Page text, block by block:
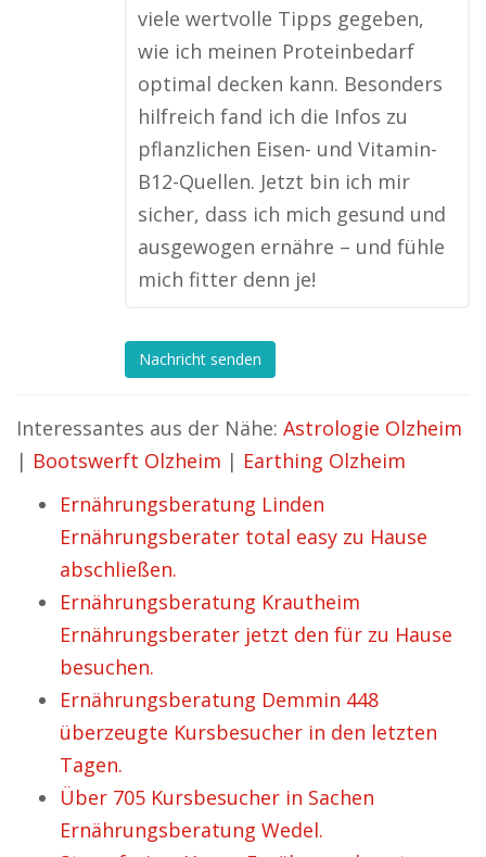
viele wertvolle Tipps gegeben,
wie ich meinen Proteinbedarf
optimal decken kann. Besonders
hilfreich fand ich die Infos zu
pflanzlichen Eisen- und Vitamin-
B12-Quellen. Jetzt bin ich mir
sicher, dass ich mich gesund und
ausgewogen ernähre – und fühle
mich fitter denn je!
Nachricht senden
Interessantes aus der Nähe: Astrologie Olzheim
| Bootswerft Olzheim | Earthing Olzheim
Ernährungsberatung Linden
Ernährungsberater total easy zu Hause
abschließen.
Ernährungsberatung Krautheim
Ernährungsberater jetzt den für zu Hause
besuchen.
Ernährungsberatung Demmin 448
überzeugte Kursbesucher in den letzten
Tagen.
Über 705 Kursbesucher in Sachen
Ernährungsberatung Wedel.